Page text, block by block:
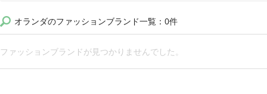
オランダのファッションブランド一覧：0件
ファッションブランドが見つかりませんでした。